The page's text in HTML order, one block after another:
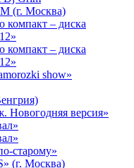
(г. Москва)
компакт – диска
компакт – диска
show»
Новогодняя версия»
старому»
(г. Москва)